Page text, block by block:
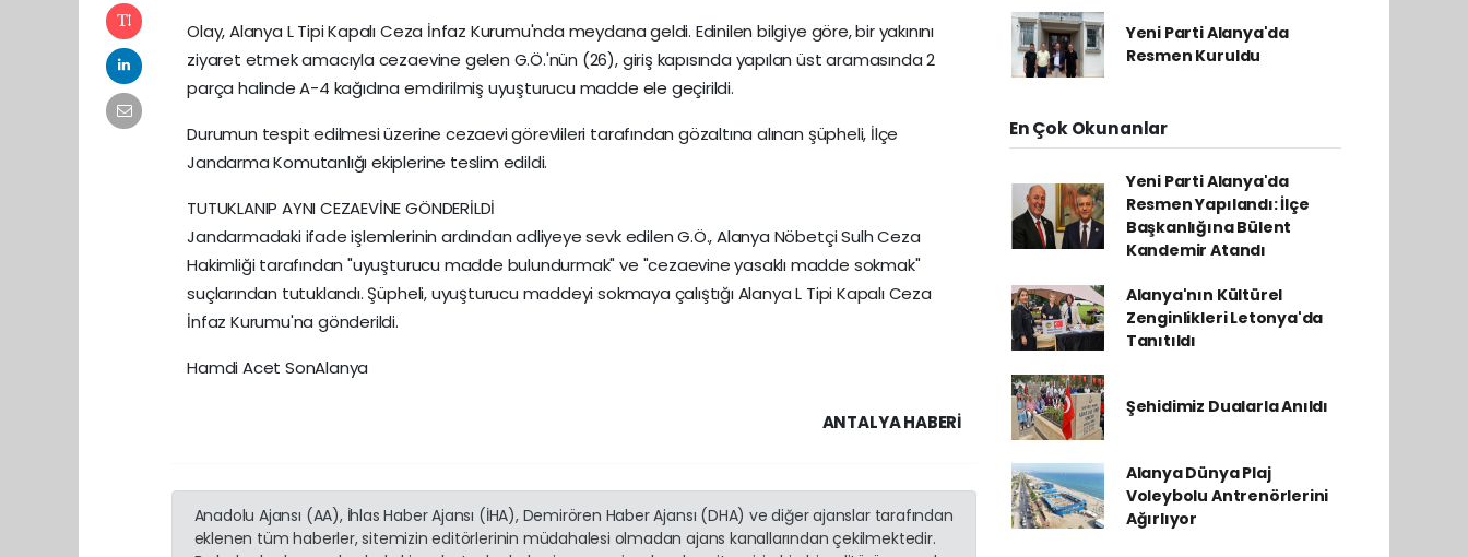
Olay, Alanya L Tipi Kapalı Ceza İnfaz Kurumu'nda meydana geldi. Edinilen bilgiye göre, bir yakınını
ziyaret etmek amacıyla cezaevine gelen G.Ö.'nün (26), giriş kapısında yapılan üst aramasında 2
parça halinde A-4 kağıdına emdirilmiş uyuşturucu madde ele geçirildi.
Durumun tespit edilmesi üzerine cezaevi görevlileri tarafından gözaltına alınan şüpheli, İlçe
Jandarma Komutanlığı ekiplerine teslim edildi.
TUTUKLANIP AYNI CEZAEVİNE GÖNDERİLDİ
Jandarmadaki ifade işlemlerinin ardından adliyeye sevk edilen G.Ö., Alanya Nöbetçi Sulh Ceza
Hakimliği tarafından "uyuşturucu madde bulundurmak" ve "cezaevine yasaklı madde sokmak"
suçlarından tutuklandı. Şüpheli, uyuşturucu maddeyi sokmaya çalıştığı Alanya L Tipi Kapalı Ceza
İnfaz Kurumu'na gönderildi.
Hamdi Acet SonAlanya
ANTALYA HABERİ
Anadolu Ajansı (AA), İhlas Haber Ajansı (İHA), Demirören Haber Ajansı (DHA) ve diğer ajanslar tarafından
eklenen tüm haberler, sitemizin editörlerinin müdahalesi olmadan ajans kanallarından çekilmektedir.
Yeni Parti Alanya'da
Resmen Kuruldu
En Çok Okunanlar
Yeni Parti Alanya'da
Resmen Yapılandı: İlçe
Başkanlığına Bülent
Kandemir Atandı
Alanya'nın Kültürel
Zenginlikleri Letonya'da
Tanıtıldı
Şehidimiz Dualarla Anıldı
Alanya Dünya Plaj
Voleybolu Antrenörlerini
Ağırlıyor